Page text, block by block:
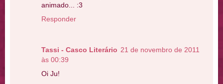
animado... :3
Responder
Tassi - Casco Literário 21 de novembro de 2011
às 00:39
Oi Ju!